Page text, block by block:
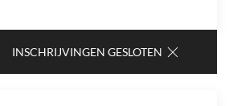
INSCHRIJVINGEN GESLOTEN